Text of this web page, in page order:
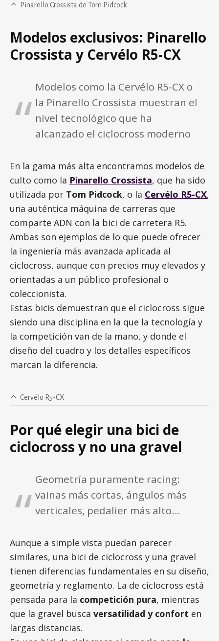
Pinarello Crossista de Tom Pidcock
Modelos exclusivos: Pinarello
Crossista y Cervélo R5-CX
Modelos como la Cervélo R5-CX o
la Pinarello Crossista muestran el
nivel tecnológico que ha
alcanzado el ciclocross moderno
En la gama más alta encontramos modelos de
culto como la Pinarello Crossista, que ha sido
utilizada por Tom Pidcock, o la Cervélo R5-CX,
una auténtica máquina de carreras que
comparte ADN con la bici de carretera R5.
Ambas son ejemplos de lo que puede ofrecer
la ingeniería más avanzada aplicada al
ciclocross, aunque con precios muy elevados y
orientadas a un público profesional o
coleccionista.
Estas bicis demuestran que el ciclocross sigue
siendo una disciplina en la que la tecnología y
la competición van de la mano, y donde el
diseño del cuadro y los detalles específicos
marcan la diferencia.
Cervélo R5-CX
Por qué elegir una bici de
ciclocross y no una gravel
Geometría puramente racing:
vainas más cortas, ángulos más
verticales, pedalier más alto…
Aunque a simple vista puedan parecer
similares, una bici de ciclocross y una gravel
tienen diferencias fundamentales en su diseño,
geometría y reglamento. La de ciclocross está
pensada para la competición pura, mientras
que la gravel busca versatilidad y confort en
largas distancias.